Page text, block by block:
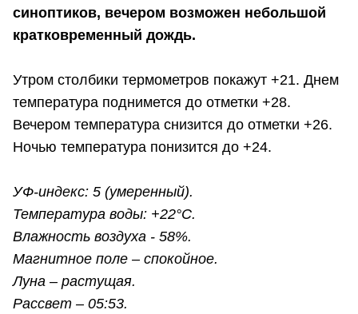
синоптиков, вечером возможен небольшой
кратковременный дождь.
Утром столбики термометров покажут +21. Днем
температура поднимется до отметки +28.
Вечером температура снизится до отметки +26.
Ночью температура понизится до +24.
УФ-индекс: 5 (умеренный).
Температура воды: +22°C.
Влажность воздуха - 58%.
Магнитное поле – спокойное.
Луна – растущая.
Рассвет – 05:53.